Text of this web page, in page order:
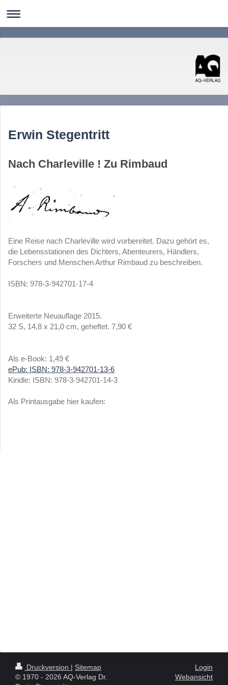
Erwin Stegentritt
Nach Charleville ! Zu Rimbaud
Eine Reise nach Charleville wird vorbereitet. Dazu gehört es,
die Lebensstationen des Dichters, Abenteurers, Händlers,
Forschers und Menschen Arthur Rimbaud zu beschreiben.
ISBN: 978-3-942701-17-4
Erweiterte Neuauflage 2015.
32 S, 14,8 x 21,0 cm, geheftet. 7,90 €
Als e-Book: 1,49 €
ePub: ISBN: 978-3-942701-13-6
Kindle: ISBN: 978-3-942701-14-3
Als Printausgabe hier kaufen:
Druckversion | Sitemap
© 1970 - 2026 AQ-Verlag Dr.
Login
Webansicht